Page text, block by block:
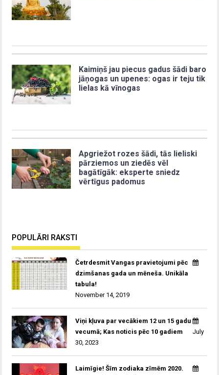
Kaimiņš jau piecus gadus šādi baro
jāņogas un upenes: ogas ir teju tik
lielas kā vīnogas
Apgriežot rozes šādi, tās lieliski
pārziemos un ziedēs vēl
bagātīgāk: eksperte sniedz
vērtīgus padomus
POPULĀRI RAKSTI
Četrdesmit Vangas pravietojumi pēc
dzimšanas gada un mēneša. Unikāla
tabula!
November 14, 2019
Viņi kļuva par vecākiem 12 un 15 gadu
vecumā; Kas noticis pēc 10 gadiem
July
30, 2023
Laimīgie! Šīm zodiaka zīmēm 2020.